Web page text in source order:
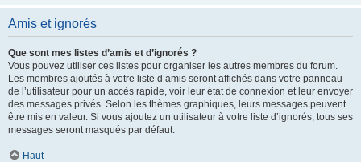
Amis et ignorés
Que sont mes listes d’amis et d’ignorés ?
Vous pouvez utiliser ces listes pour organiser les autres membres du forum.
Les membres ajoutés à votre liste d’amis seront affichés dans votre panneau
de l’utilisateur pour un accès rapide, voir leur état de connexion et leur envoyer
des messages privés. Selon les thèmes graphiques, leurs messages peuvent
être mis en valeur. Si vous ajoutez un utilisateur à votre liste d’ignorés, tous ses
messages seront masqués par défaut.
Haut